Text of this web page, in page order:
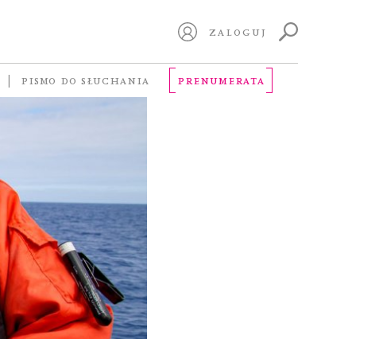
ZALOGUJ
PISMO DO SŁUCHANIA PRENUMERATA